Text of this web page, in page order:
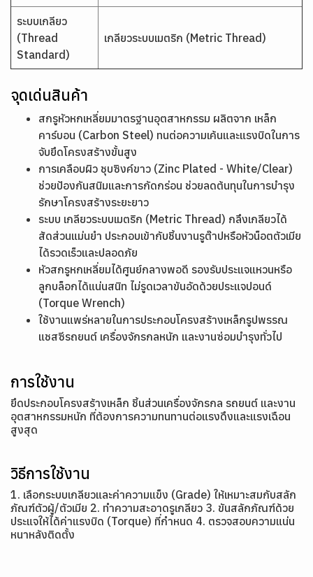
ระบบเกลียว
(Thread
Standard)
เกลียวระบบเมตริก (Metric Thread)
จุดเด่นสินค้า
สกรูหัวหกเหลี่ยมมาตรฐานอุตสาหกรรม ผลิตจาก เหล็ก
คาร์บอน (Carbon Steel) ทนต่อความเค้นและแรงบิดในการ
จับยึดโครงสร้างขั้นสูง
การเคลือบผิว ชุบซิงค์ขาว (Zinc Plated - White/Clear)
ช่วยป้องกันสนิมและการกัดกร่อน ช่วยลดต้นทุนในการบำรุง
รักษาโครงสร้างระยะยาว
ระบบ เกลียวระบบเมตริก (Metric Thread) กลึงเกลียวได้
สัดส่วนแม่นยำ ประกอบเข้ากับชิ้นงานรูต๊าปหรือหัวน็อตตัวเมีย
ได้รวดเร็วและปลอดภัย
หัวสกรูหกเหลี่ยมได้ศูนย์กลางพอดี รองรับประแจแหวนหรือ
ลูกบล็อกได้แน่นสนิท ไม่รูดเวลาขันอัดด้วยประแจปอนด์
(Torque Wrench)
ใช้งานแพร่หลายในการประกอบโครงสร้างเหล็กรูปพรรณ
แชสซีรถยนต์ เครื่องจักรกลหนัก และงานซ่อมบำรุงทั่วไป
การใช้งาน
ยึดประกอบโครงสร้างเหล็ก ชิ้นส่วนเครื่องจักรกล รถยนต์ และงาน
อุตสาหกรรมหนัก ที่ต้องการความทนทานต่อแรงดึงและแรงเฉือน
สูงสุด
วิธีการใช้งาน
1. เลือกระบบเกลียวและค่าความแข็ง (Grade) ให้เหมาะสมกับสลัก
ภัณฑ์ตัวผู้/ตัวเมีย 2. ทำความสะอาดรูเกลียว 3. ขันสลักภัณฑ์ด้วย
ประแจให้ได้ค่าแรงบิด (Torque) ที่กำหนด 4. ตรวจสอบความแน่น
หนาหลังติดตั้ง